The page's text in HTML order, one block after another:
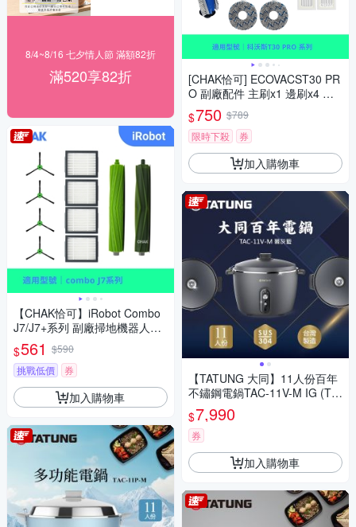
8/4~8/16 七夕情人節 滿額82折
滿520享82折
【CHAK恰可】iRobot Combo
J7/J7+系列 副廠掃地機器人配
件耗材超值組
$561 $590
挑戰低價
券
加入購物車
[CHAK恰可] ECOVACST30 PR
O 副廠配件 主刷x1 邊刷x4 濾
網x4 拖布x4
$750 $789
限時下殺
券
加入購物車
【TATUNG 大同】11人份百年
不鏽鋼電鍋TAC-11V-M IG (TA
C-11V-MIG暮灰藍)
$7,990
券
加入購物車